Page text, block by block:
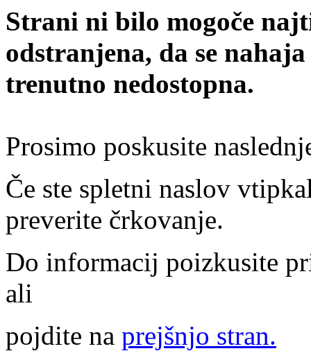
Strani ni bilo mogoče
odstranjena, da se
trenutno nedostopna.
Prosimo poskusite
Če ste spletni naslov
preverite črkovanje.
Do informacij poizkusite
ali
pojdite na prejšnjo stran.